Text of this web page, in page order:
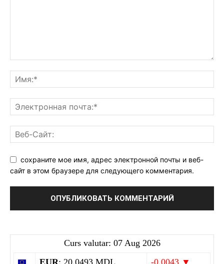
сохраните мое имя, адрес электронной почты и веб-
сайт в этом браузере для следующего комментария.
Curs valutar: 07 Aug 2026